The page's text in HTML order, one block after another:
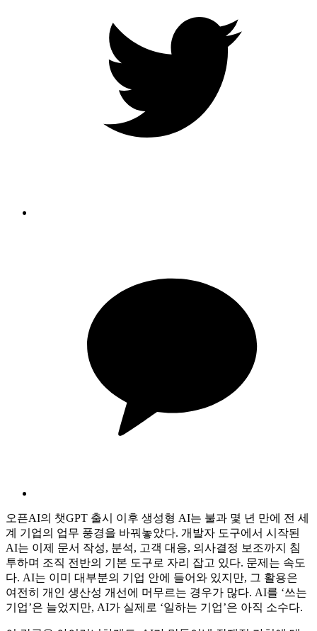
오픈AI의 챗GPT 출시 이후 생성형 AI는 불과 몇 년 만에 전 세
계 기업의 업무 풍경을 바꿔놓았다. 개발자 도구에서 시작된
AI는 이제 문서 작성, 분석, 고객 대응, 의사결정 보조까지 침
투하며 조직 전반의 기본 도구로 자리 잡고 있다. 문제는 속도
다. AI는 이미 대부분의 기업 안에 들어와 있지만, 그 활용은
여전히 개인 생산성 개선에 머무르는 경우가 많다. AI를 ‘쓰는
기업’은 늘었지만, AI가 실제로 ‘일하는 기업’은 아직 소수다.